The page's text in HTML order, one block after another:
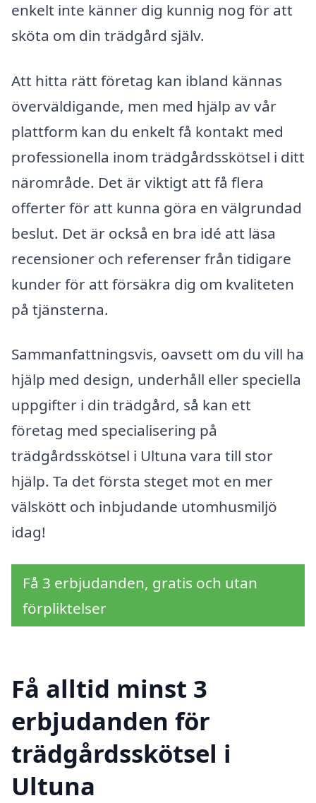
enkelt inte känner dig kunnig nog för att
sköta om din trädgård själv.
Att hitta rätt företag kan ibland kännas
överväldigande, men med hjälp av vår
plattform kan du enkelt få kontakt med
professionella inom trädgårdsskötsel i ditt
närområde. Det är viktigt att få flera
offerter för att kunna göra en välgrundad
beslut. Det är också en bra idé att läsa
recensioner och referenser från tidigare
kunder för att försäkra dig om kvaliteten
på tjänsterna.
Sammanfattningsvis, oavsett om du vill ha
hjälp med design, underhåll eller speciella
uppgifter i din trädgård, så kan ett
företag med specialisering på
trädgårdsskötsel i Ultuna vara till stor
hjälp. Ta det första steget mot en mer
välskött och inbjudande utomhusmiljö
idag!
Få 3 erbjudanden, gratis och utan
förpliktelser
Få alltid minst 3
erbjudanden för
trädgårdsskötsel i
Ultuna